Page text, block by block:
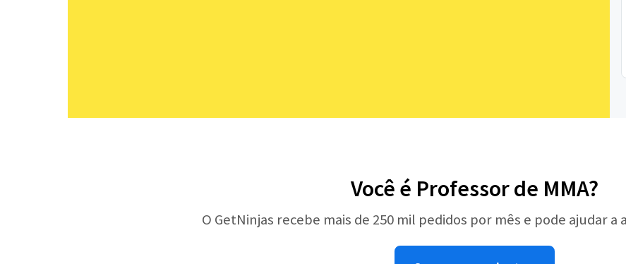
Você é Professor de MMA?
O GetNinjas recebe mais de 250 mil pedidos por mês e pode ajudar